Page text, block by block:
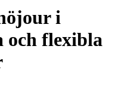
i
och flexibla